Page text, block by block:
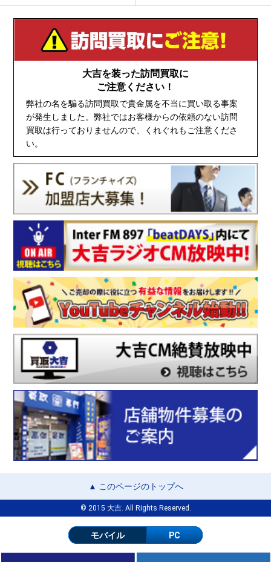
大吉を装った訪問買取に
ご注意ください！
弊社の名を騙る訪問買取で貴金属を不当に買い取る事案
が発生しました。弊社ではお客様からの依頼のない訪問
買取は行っておりませんので、くれぐれもご注意くださ
い。
▲ このページのトップへ
© 2015 大吉. All Rights Reserved.
モバイル PC